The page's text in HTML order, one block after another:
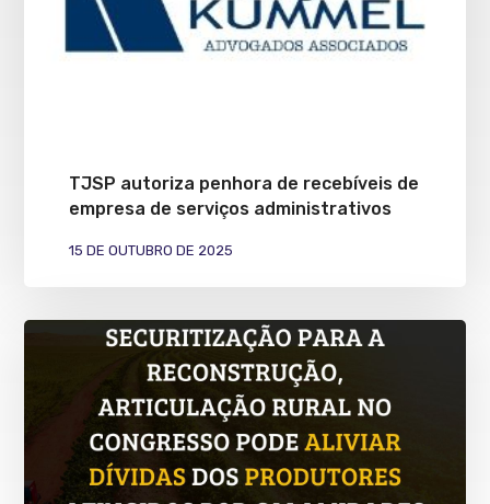
TJSP autoriza penhora de recebíveis de
empresa de serviços administrativos
15 DE OUTUBRO DE 2025